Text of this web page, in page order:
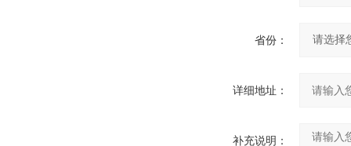
省份：
详细地址：
补充说明：